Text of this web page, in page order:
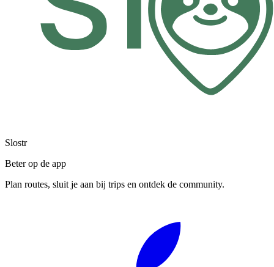
Slostr
Beter op de app
Plan routes, sluit je aan bij trips en ontdek de community.